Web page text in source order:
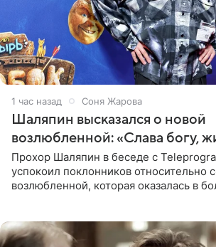
1 час назад Соня Жарова
Шаляпин высказался о новой
возлюбленной: «Слава богу,
Прохор Шаляпин в беседе с
успокоил поклонников относительно
возлюбленной, которая оказалась в